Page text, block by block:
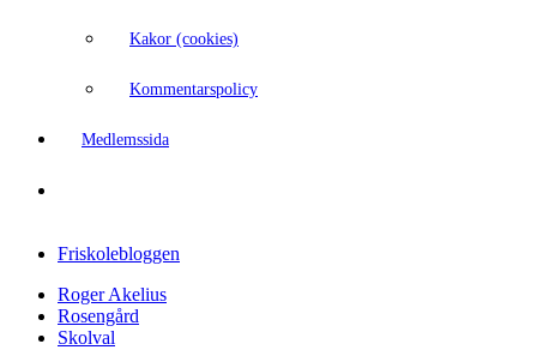
Kakor (cookies)
Kommentarspolicy
Medlemssida
Friskolebloggen
Roger Akelius
Rosengård
Skolval